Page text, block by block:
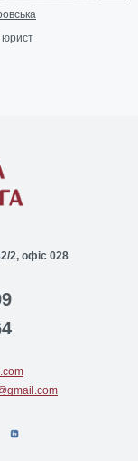
2, офіс 028